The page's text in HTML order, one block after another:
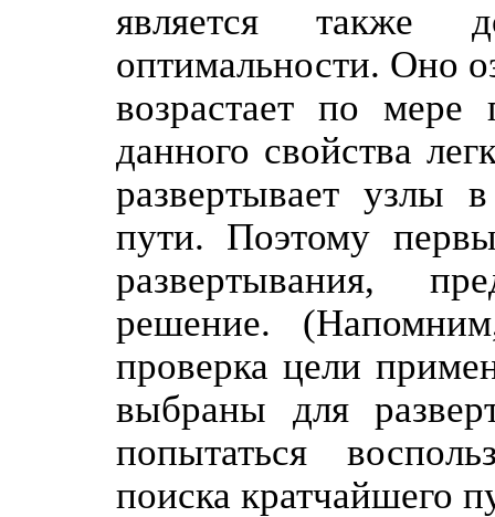
является также
оптимальности. Оно
возрастает по
данного свойства
развертывает узлы
пути. Поэтому
развертывания,
решение.
проверка цели
выбраны для
попытаться
поиска кратчайшего